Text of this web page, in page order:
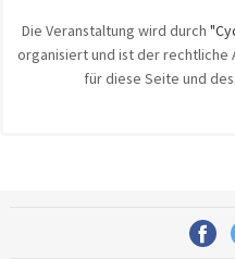
Die Veranstaltung wird durch
organisiert und ist der rechtliche
für diese Seite und